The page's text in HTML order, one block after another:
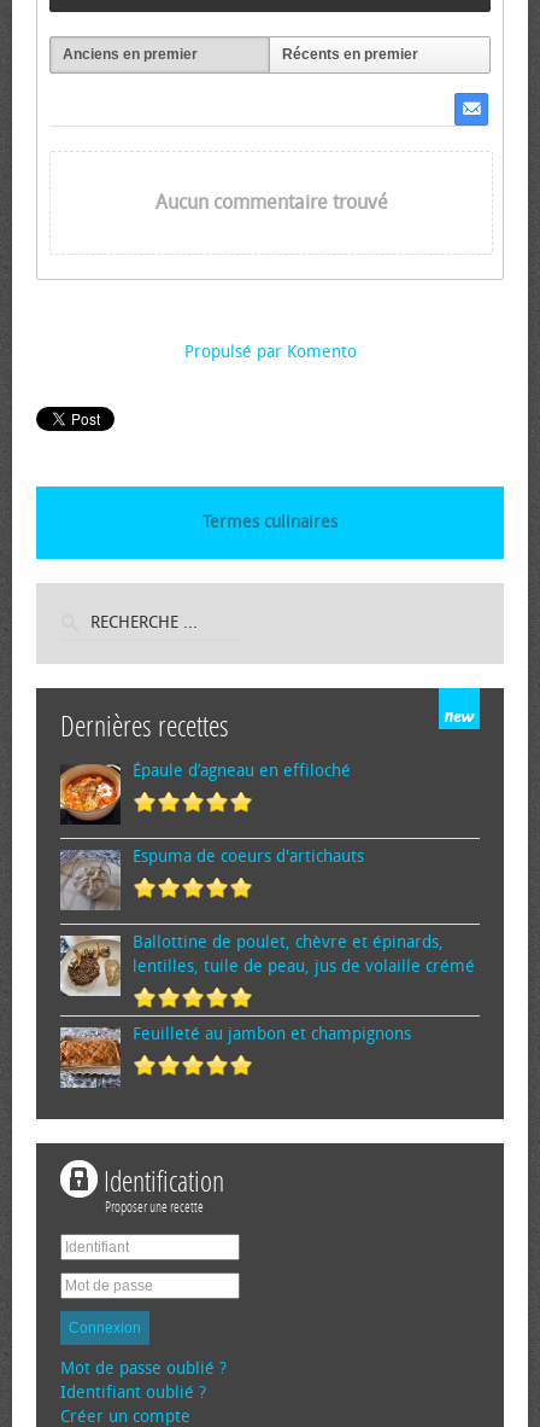
Anciens en premier Récents en premier
Aucun commentaire trouvé
Propulsé par Komento
Termes culinaires
Dernières recettes
Épaule d’agneau en effiloché
Espuma de cœurs d'artichauts
Ballottine de poulet, chèvre et épinards,
lentilles, tuile de peau, jus de volaille crémé
Feuilleté au jambon et champignons
Identification
Proposer une recette
Connexion
Mot de passe oublié ?
Identifiant oublié ?
Créer un compte